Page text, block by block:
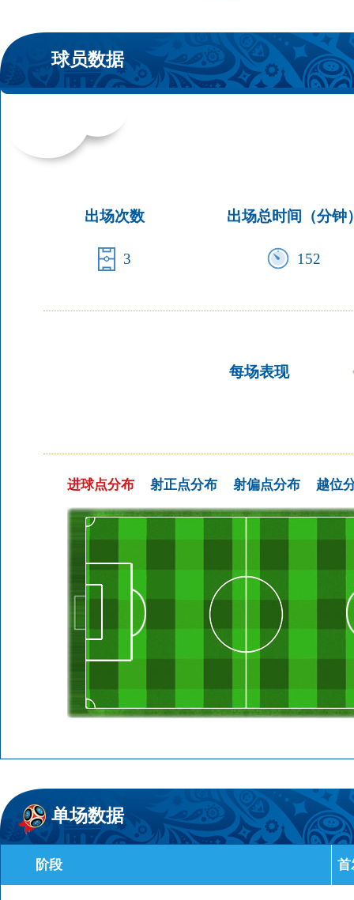
球员数据
出场次数
3
出场总时间（分钟
152
每场表现
进球点分布 射正点分布 射偏点分布 越位
单场数据
阶段 首